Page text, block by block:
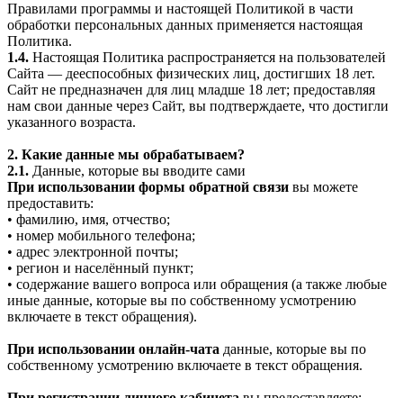
Правилами программы и настоящей Политикой в части
обработки персональных данных применяется настоящая
Политика.
1.4. Настоящая Политика распространяется на пользователей
Сайта — дееспособных физических лиц, достигших 18 лет.
Сайт не предназначен для лиц младше 18 лет; предоставляя
нам свои данные через Сайт, вы подтверждаете, что достигли
указанного возраста.
2. Какие данные мы обрабатываем?
2.1. Данные, которые вы вводите сами
При использовании формы обратной связи вы можете
предоставить:
• фамилию, имя, отчество;
• номер мобильного телефона;
• адрес электронной почты;
• регион и населённый пункт;
• содержание вашего вопроса или обращения (а также любые
иные данные, которые вы по собственному усмотрению
включаете в текст обращения).
При использовании онлайн-чата данные, которые вы по
собственному усмотрению включаете в текст обращения.